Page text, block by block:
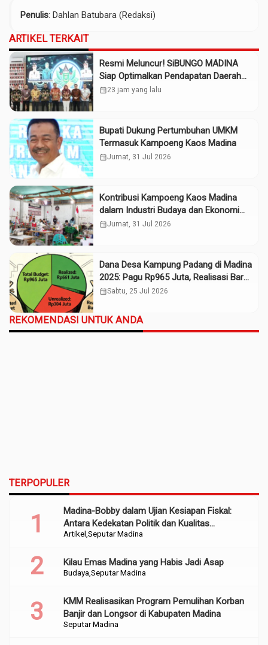
Penulis: Dahlan Batubara (Redaksi)
ARTIKEL TERKAIT
Resmi Meluncur! SiBUNGO MADINA
Siap Optimalkan Pendapatan Daerah
Madina
calendar_month23 jam yang lalu
Bupati Dukung Pertumbuhan UMKM
Termasuk Kampoeng Kaos Madina
calendar_monthJumat, 31 Jul 2026
Kontribusi Kampoeng Kaos Madina
dalam Industri Budaya dan Ekonomi
Daerah
calendar_monthJumat, 31 Jul 2026
Dana Desa Kampung Padang di Madina
2025: Pagu Rp965 Juta, Realisasi Baru
Rp661 Juta
calendar_monthSabtu, 25 Jul 2026
REKOMENDASI UNTUK ANDA
TERPOPULER
Artikel Seputar Madina
Madina-Bobby dalam Ujian Kesiapan Fiskal:
Antara Kedekatan Politik dan Kualitas
Perencanaan
Budaya Seputar Madina
Kilau Emas Madina yang Habis Jadi Asap
Seputar Madina
KMM Realisasikan Program Pemulihan Korban
Banjir dan Longsor di Kabupaten Madina